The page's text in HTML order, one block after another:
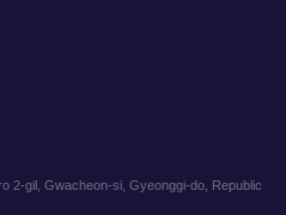
2-gil, Gwacheon-si, Gyeonggi-do, Republic